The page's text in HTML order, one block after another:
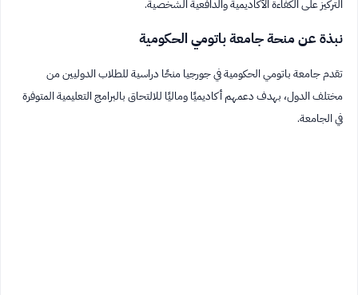
التركيز على الكفاءة الأكاديمية والدافعية الشخصية.
نبذة عن منحة جامعة باتومي الحكومية
تقدم جامعة باتومي الحكومية في جورجيا منحًا دراسية للطلاب الدوليين من
مختلف الدول، بهدف دعمهم أكاديميًا وماليًا للالتحاق بالبرامج التعليمية المتوفرة
في الجامعة.